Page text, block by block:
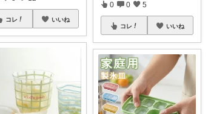
コレ いいね
0 0 5
コレ いいね